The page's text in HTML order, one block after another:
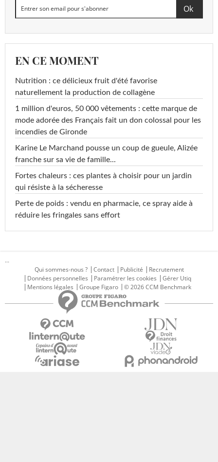
EN CE MOMENT
Nutrition : ce délicieux fruit d'été favorise
naturellement la production de collagène
1 million d'euros, 50 000 vêtements : cette marque de
mode adorée des Français fait un don colossal pour les
incendies de Gironde
Karine Le Marchand pousse un coup de gueule, Alizée
franche sur sa vie de famille...
Fortes chaleurs : ces plantes à choisir pour un jardin
qui résiste à la sécheresse
Perte de poids : vendu en pharmacie, ce spray aide à
réduire les fringales sans effort
...
Qui sommes-nous ?
Contact Publicité
Recrutement
Données personnelles
Paramétrer les cookies
Gérer Utiq
Mentions légales
Groupe Figaro © 2026 CCM Benchmark